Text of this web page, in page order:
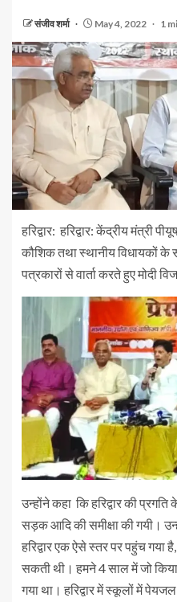
संजीव शर्मा May 4, 2022 1
हरिद्वार: हरिद्वार: केंद्रीय मंत्री
कौशिक तथा स्थानीय विधायकों के
पत्रकारों से वार्ता करते हुए मोदी
उन्होंने कहा कि हरिद्वार की
सड़क आदि की समीक्षा की गयी।
हरिद्वार एक ऐसे स्तर पर पहुंच गया
सकती थी। हमने 4 साल में जो
गया था। हरिद्वार में स्कूलों में